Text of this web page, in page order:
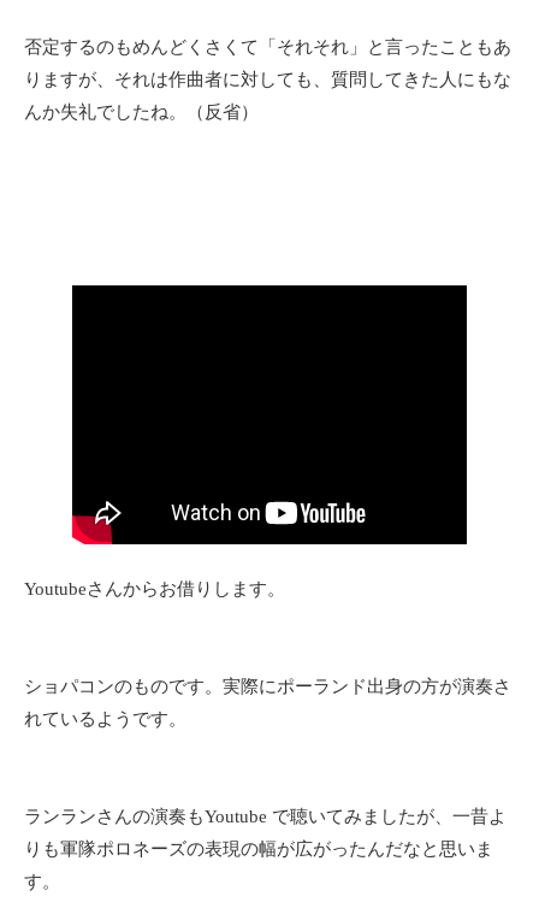
否定するのもめんどくさくて「それそれ」と言ったこともあ
りますが、それは作曲者に対しても、質問してきた人にもな
んか失礼でしたね。（反省）
Youtubeさんからお借りします。
ショパコンのものです。実際にポーランド出身の方が演奏さ
れているようです。
ランランさんの演奏もYoutube で聴いてみましたが、一昔よ
りも軍隊ポロネーズの表現の幅が広がったんだなと思いま
す。